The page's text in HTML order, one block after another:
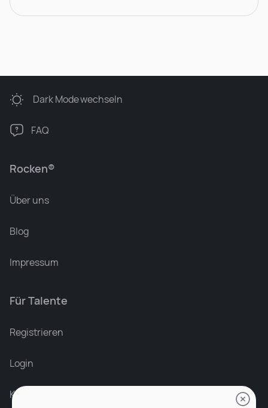
Rocken®
Über uns
Blog
Impressum
Für Talente
Registrieren
Login
Karriere bei Rocken
Dark Modewechseln
FAQ